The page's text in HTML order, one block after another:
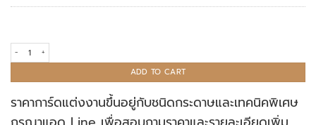
การ์ดแต่งงาน R18-199 quantity
ADD TO CART
ราคาการ์ดแต่งงานขึ้นอยู่กับชนิดกระดาษและเทคนิคพิเศษ